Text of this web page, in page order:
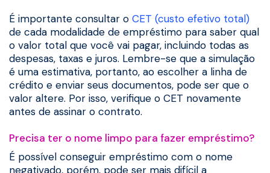
É importante consultar o CET (custo efetivo total)
de cada modalidade de empréstimo para saber qual
o valor total que você vai pagar, incluindo todas as
despesas, taxas e juros. Lembre-se que a simulação
é uma estimativa, portanto, ao escolher a linha de
crédito e enviar seus documentos, pode ser que o
valor altere. Por isso, verifique o CET novamente
antes de assinar o contrato.
Precisa ter o nome limpo para fazer empréstimo?
É possível conseguir empréstimo com o nome
negativado, porém, pode ser mais difícil a